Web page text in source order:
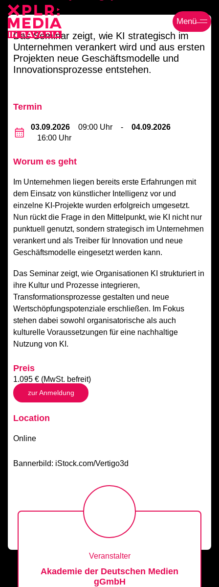
Menü
Das Seminar zeigt, wie KI strategisch im
Unternehmen verankert wird und aus ersten
Projekten neue Geschäftsmodelle und
Innovationsprozesse entstehen.
Termin
03.09.2026 09:00 Uhr ‐
04.09.2026
16:00 Uhr
Worum es geht
Im Unternehmen liegen bereits erste Erfahrungen mit
dem Einsatz von künstlicher Intelligenz vor und
einzelne KI-Projekte wurden erfolgreich umgesetzt.
Nun rückt die Frage in den Mittelpunkt, wie KI nicht nur
punktuell genutzt, sondern strategisch im Unternehmen
verankert und als Treiber für Innovation und neue
Geschäftsmodelle eingesetzt werden kann.
Das Seminar zeigt, wie Organisationen KI strukturiert in
ihre Kultur und Prozesse integrieren,
Transformationsprozesse gestalten und neue
Wertschöpfungspotenziale erschließen. Im Fokus
stehen dabei sowohl organisatorische als auch
kulturelle Voraussetzungen für eine nachhaltige
Nutzung von KI.
Preis
1.095 € (MwSt. befreit)
zur Anmeldung
Location
Online
Bannerbild: iStock.com/Vertigo3d
Veranstalter
Akademie der Deutschen Medien
gGmbH